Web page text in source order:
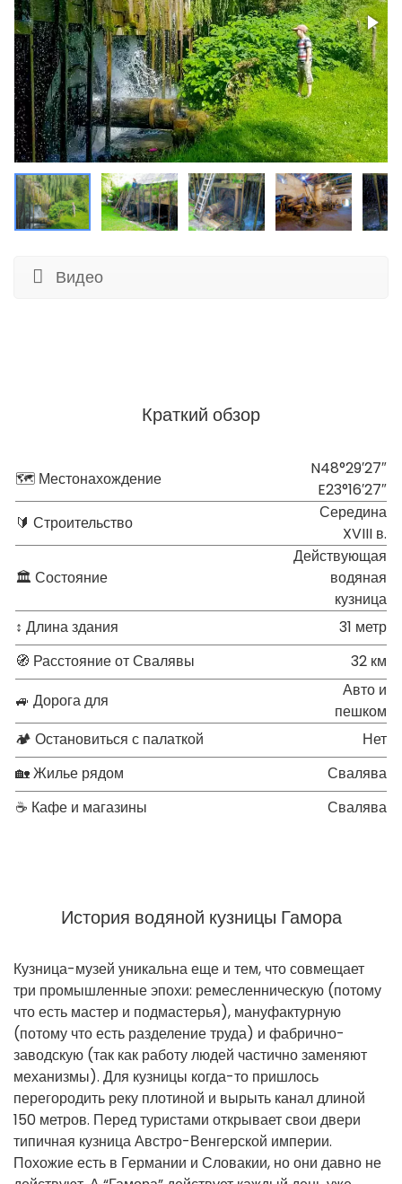
Видео
Краткий обзор
🗺 Местонахождение
N48°29′27″
E23°16′27″
🔰 Строительство
Середина
XVIII в.
🏛 Состояние
Действующая
водяная
кузница
↕ Длина здания
31 метр
🧭 Расстояние от Свалявы
32 км
🚙 Дорога для
Авто и
пешком
🏕 Остановиться с палаткой
Нет
🏡 Жилье рядом
Свалява
☕ Кафе и магазины
Свалява
История водяной кузницы Гамора
Кузница-музей уникальна еще и тем, что совмещает
три промышленные эпохи: ремесленническую (потому
что есть мастер и подмастерья), мануфактурную
(потому что есть разделение труда) и фабрично-
заводскую (так как работу людей частично заменяют
механизмы). Для кузницы когда-то пришлось
перегородить реку плотиной и вырыть канал длиной
150 метров. Перед туристами открывает свои двери
типичная кузница Австро-Венгерской империи.
Похожие есть в Германии и Словакии, но они давно не